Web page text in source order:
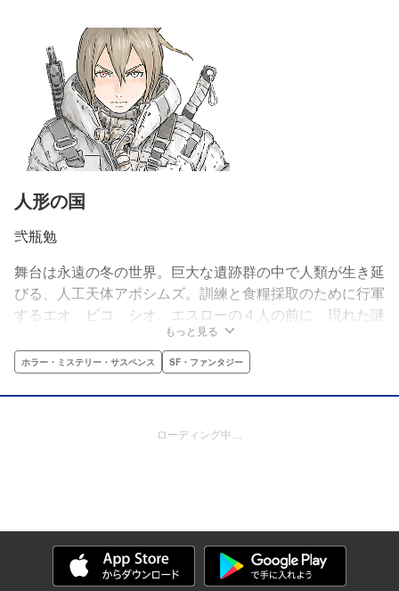
人形の国
弐瓶勉
舞台は永遠の冬の世界。巨大な遺跡群の中で人類が生き延
びる、人工天体アポシムズ。訓練と食糧採取のために行軍
するエオ、ビコ、シオ、エスローの４人の前に、現れた謎
の少女。拡大を続けるリベドア帝国に追われる彼女が託し
たものとは……!? 荒廃した世界で、人間を超えた者たち
が、異能バトルを繰り広げる！『BLAME！』『シドニア
の騎士』の弐瓶勉が描くダーク・ファンタジー・アドベン
もっと見る
ホラー・ミステリー・サスペンス SF・ファンタジー
ローディング中…